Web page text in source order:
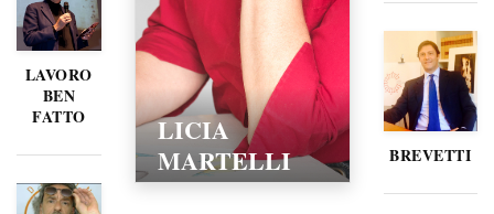
LAVORO
BEN
FATTO
LICIA
MARTELLI
BREVETTI